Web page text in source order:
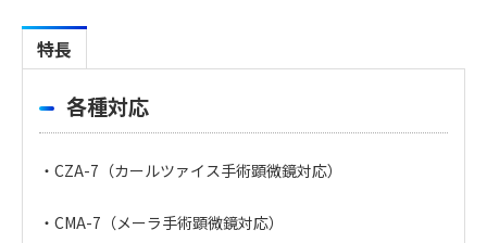
特長
各種対応
・CZA-7（カールツァイス手術顕微鏡対応）
・CMA-7（メーラ手術顕微鏡対応）